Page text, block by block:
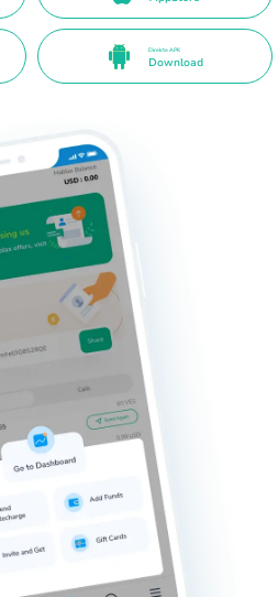
Direkte APK
Download